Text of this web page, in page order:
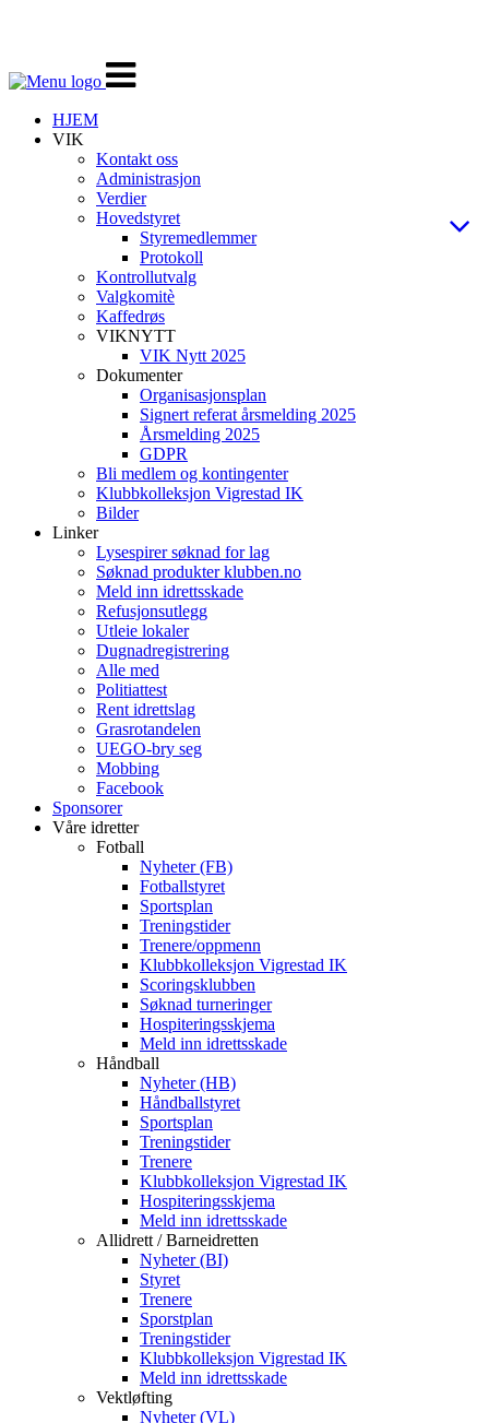
Veksle
navigasjon
HJEM
VIK
Kontakt oss
Administrasjon
Verdier
Hovedstyret
Styremedlemmer
Protokoll
Kontrollutvalg
Valgkomitè
Kaffedrøs
VIKNYTT
VIK Nytt 2025
Dokumenter
Organisasjonsplan
Signert referat årsmelding 2025
Årsmelding 2025
GDPR
Bli medlem og kontingenter
Klubbkolleksjon Vigrestad IK
Bilder
Linker
Lysespirer søknad for lag
Søknad produkter klubben.no
Meld inn idrettsskade
Refusjonsutlegg
Utleie lokaler
Dugnadregistrering
Alle med
Politiattest
Rent idrettslag
Grasrotandelen
UEGO-bry seg
Mobbing
Facebook
Sponsorer
Våre idretter
Fotball
Nyheter (FB)
Fotballstyret
Sportsplan
Treningstider
Trenere/oppmenn
Klubbkolleksjon Vigrestad IK
Scoringsklubben
Søknad turneringer
Hospiteringsskjema
Meld inn idrettsskade
Håndball
Nyheter (HB)
Håndballstyret
Sportsplan
Treningstider
Trenere
Klubbkolleksjon Vigrestad IK
Hospiteringsskjema
Meld inn idrettsskade
Allidrett / Barneidretten
Nyheter (BI)
Styret
Trenere
Sporstplan
Treningstider
Klubbkolleksjon Vigrestad IK
Meld inn idrettsskade
Vektløfting
Nyheter (VL)